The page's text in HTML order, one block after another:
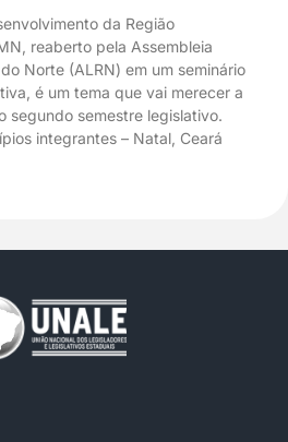
da Região
reaberto pela Assembleia
Norte (ALRN) em um seminário
é um tema que vai merecer a
segundo semestre legislativo.
integrantes – Natal, Ceará